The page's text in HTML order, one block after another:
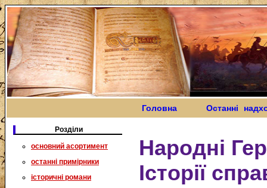
Головна Останні
Розділи
основний асортимент
останні примірники
історичні романи
Народні
Історії